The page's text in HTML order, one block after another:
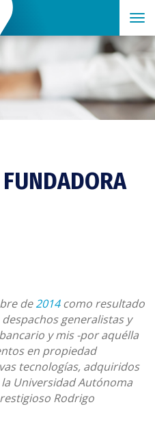
de2014como resultado
generalistas y
y mis -por aquélla
en propiedad
tecnologías, adquiridos
Universidad Autónoma
Rodrigo